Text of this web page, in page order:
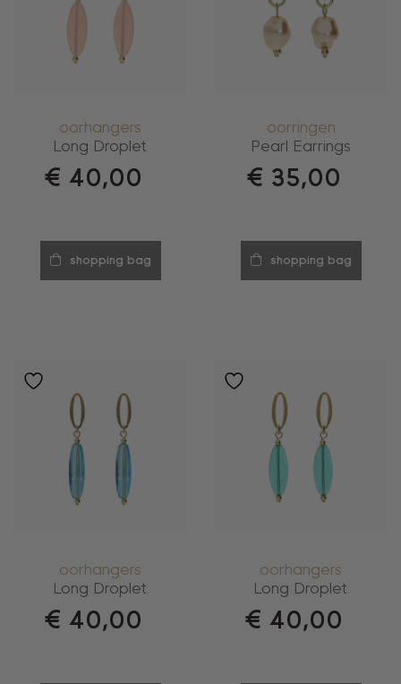
oorhangers
Long Droplet
€ 40,00
shopping bag
oorringen
Pearl Earrings
€ 35,00
shopping bag
oorhangers
Long Droplet
€ 40,00
oorhangers
Long Droplet
€ 40,00